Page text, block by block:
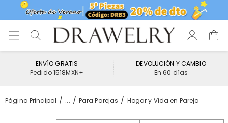
ENVÍO GRATIS
Pedido 1518MXN+
DEVOLUCIÓN Y CAMBIO
En 60 días
Página Principal ... Para Parejas Hogar y Vida en Pareja